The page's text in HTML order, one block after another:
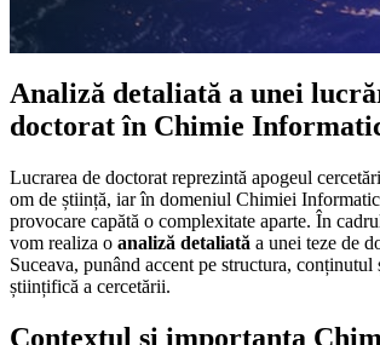
Analiză detaliată a unei
doctorat în Chimie
Lucrarea de doctorat reprezintă apogeul
om de știință, iar în domeniul Chimiei
provocare capătă o complexitate aparte. În
vom realiza o analiză detaliată a unei teze de
Suceava, punând accent pe structura, conținutul
științifică a cercetării.
Contextul și importanța